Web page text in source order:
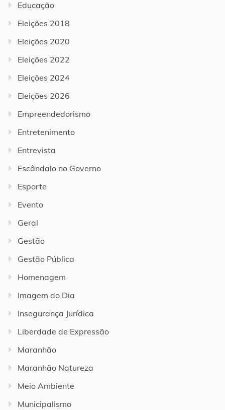
Educação
Eleições 2018
Eleições 2020
Eleições 2022
Eleições 2024
Eleições 2026
Empreendedorismo
Entretenimento
Entrevista
Escândalo no Governo
Esporte
Evento
Geral
Gestão
Gestão Pública
Homenagem
Imagem do Dia
Insegurança Jurídica
Liberdade de Expressão
Maranhão
Maranhão Natureza
Meio Ambiente
Municipalismo